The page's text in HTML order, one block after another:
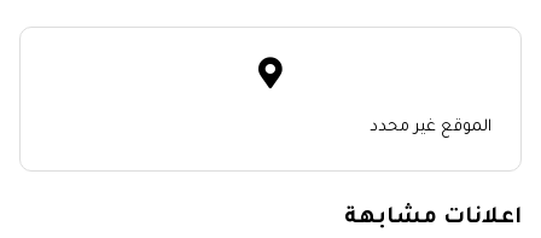
الموقع غير محدد
اعلانات مشابهة